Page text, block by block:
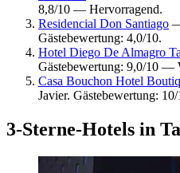
8,8/10 — Hervorragend.
Residencial Don Santiago
Gästebewertung: 4,0/10.
Hotel Diego De Almagro
Gästebewertung: 9,0/10 —
Casa Bouchon Hotel
Javier. Gästebewertung:
3-Sterne-Hotels in